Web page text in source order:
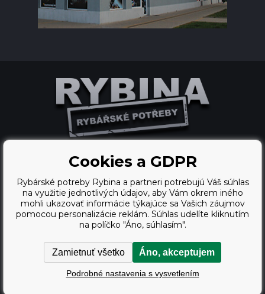
Copyright © 2009 - 2026,
Rybárské potreby Rybina
Ecommerce solutions
BINARGON.cz
webdesign
Vortex Vision.cz
Cookies a GDPR
Rybárské potreby Rybina a partneri potrebujú Váš súhlas
na využitie jednotlivých údajov, aby Vám okrem iného
mohli ukazovať informácie týkajúce sa Vašich záujmov
pomocou personalizácie reklám. Súhlas udelíte kliknutím
na políčko "Áno, súhlasím".
Zamietnuť všetko Áno, akceptujem
Podrobné nastavenia s vysvetlením